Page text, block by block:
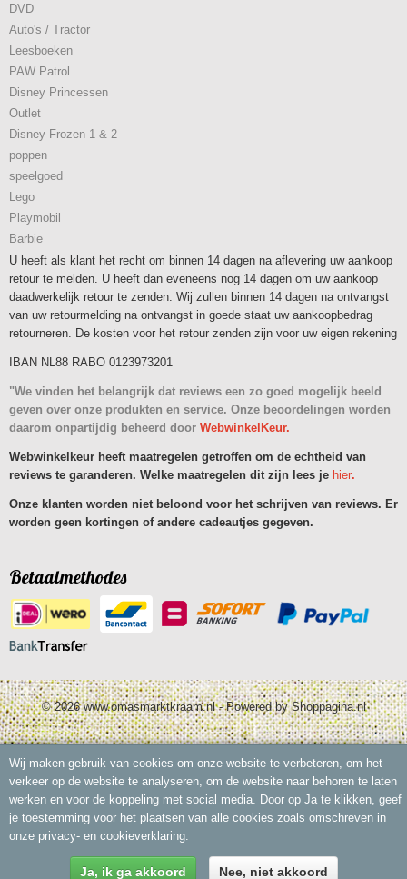
DVD
Auto's / Tractor
Leesboeken
PAW Patrol
Disney Princessen
Outlet
Disney Frozen 1 & 2
poppen
speelgoed
Lego
Playmobil
Barbie
U heeft als klant het recht om binnen 14 dagen na aflevering uw aankoop
retour te melden. U heeft dan eveneens nog 14 dagen om uw aankoop
daadwerkelijk retour te zenden. Wij zullen binnen 14 dagen na ontvangst
van uw retourmelding na ontvangst in goede staat uw aankoopbedrag
retourneren. De kosten voor het retour zenden zijn voor uw eigen rekening
IBAN NL88 RABO 0123973201
"We vinden het belangrijk dat reviews een zo goed mogelijk beeld
geven over onze produkten en service. Onze beoordelingen worden
daarom onpartijdig beheerd door WebwinkelKeur.
Webwinkelkeur heeft maatregelen getroffen om de echtheid van
reviews te garanderen. Welke maatregelen dit zijn lees je hier.
Onze klanten worden niet beloond voor het schrijven van reviews. Er
worden geen kortingen of andere cadeautjes gegeven.
Betaalmethodes
© 2026 www.omasmarktkraam.nl - Powered by Shoppagina.nl
Wij maken gebruik van cookies om onze website te verbeteren, om het
verkeer op de website te analyseren, om de website naar behoren te laten
werken en voor de koppeling met social media. Door op Ja te klikken, geef
je toestemming voor het plaatsen van alle cookies zoals omschreven in
onze privacy- en cookieverklaring.
Ja, ik ga akkoord Nee, niet akkoord